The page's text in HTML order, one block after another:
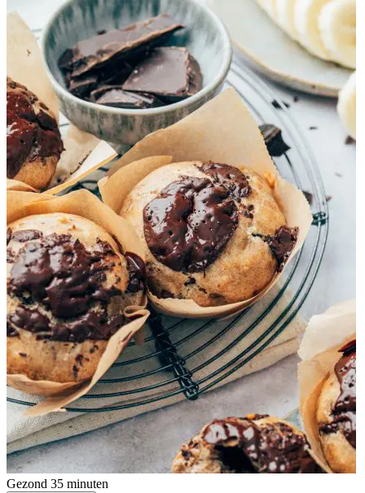
Gezond 35 minuten